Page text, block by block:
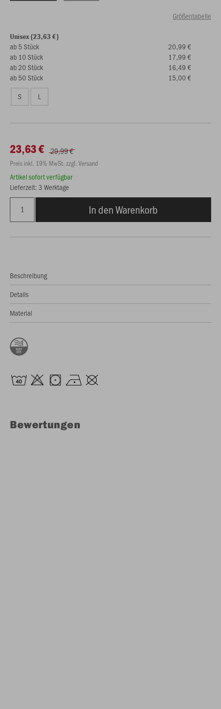
Größentabelle
Unisex (23,63 €)
ab 5 Stück
20,99 €
ab 10 Stück
17,99 €
ab 20 Stück
16,49 €
ab 50 Stück
15,00 €
S
L
23,63 € 29,99 €
Preis inkl. 19% MwSt. zzgl. Versand
Artikel sofort verfügbar
Lieferzeit: 3 Werktage
In den Warenkorb
Beschreibung
Details
Material
Bewertungen